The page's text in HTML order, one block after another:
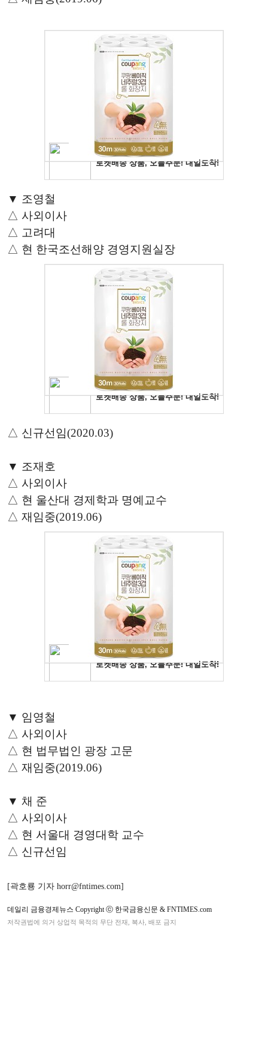
▼ 조영철
△ 사외이사
△ 고려대
△ 현 한국조선해양 경영지원실장
△ 신규선임(2020.03)
▼ 조재호
△ 사외이사
△ 현 울산대 경제학과 명예교수
△ 재임중(2019.06)
▼ 임영철
△ 사외이사
△ 현 법무법인 광장 고문
△ 재임중(2019.06)
▼ 채 준
△ 사외이사
△ 현 서울대 경영대학 교수
△ 신규선임
[곽호룡 기자 horr@fntimes.com]
데일리 금융경제뉴스 Copyright ⓒ 한국금융신문 & FNTIMES.com
저작권법에 의거 상업적 목적의 무단 전재, 복사, 배포 금지